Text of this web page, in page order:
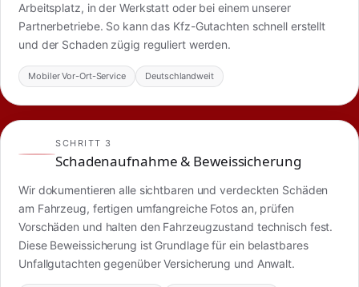
Arbeitsplatz, in der Werkstatt oder bei einem unserer
Partnerbetriebe. So kann das Kfz-Gutachten schnell erstellt
und der Schaden zügig reguliert werden.
Mobiler Vor-Ort-Service Deutschlandweit
SCHRITT 3
Schadenaufnahme & Beweissicherung
Wir dokumentieren alle sichtbaren und verdeckten Schäden
am Fahrzeug, fertigen umfangreiche Fotos an, prüfen
Vorschäden und halten den Fahrzeugzustand technisch fest.
Diese Beweissicherung ist Grundlage für ein belastbares
Unfallgutachten gegenüber Versicherung und Anwalt.